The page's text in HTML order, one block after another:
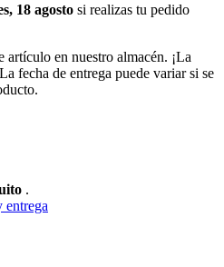
18 agosto si realizas tu pedido
artículo en nuestro almacén. ¡La
fecha de entrega puede variar si se
.
entrega